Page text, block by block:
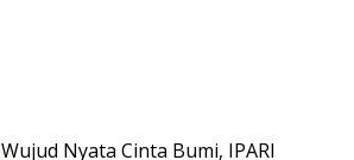
Wujud Nyata Cinta Bumi, IPARI